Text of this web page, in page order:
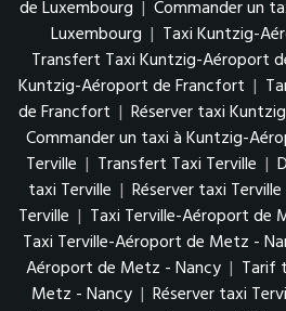
de Luxembourg | Commander un
Luxembourg | Taxi Kuntzig-
Transfert Taxi Kuntzig-Aéroport
Kuntzig-Aéroport de Francfort |
de Francfort | Réserver taxi
Commander un taxi à Kuntzig-
Terville | Transfert Taxi Terville |
taxi Terville | Réserver taxi Terville
Terville | Taxi Terville-Aéroport de
Taxi Terville-Aéroport de Metz -
Aéroport de Metz - Nancy | Tarif
Metz - Nancy | Réserver taxi